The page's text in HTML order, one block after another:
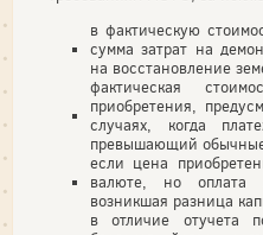
в фактическую
сумма затрат на
на восстановление
фактическая
приобретения,
случаях, когда
превышающий
если цена
валюте, но оплата
возникшая разница
в отличие отучета